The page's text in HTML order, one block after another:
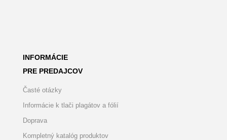
INFORMÁCIE
PRE PREDAJCOV
Časté otázky
Informácie k tlači plagátov a fólií
Doprava
Kompletný katalóg produktov